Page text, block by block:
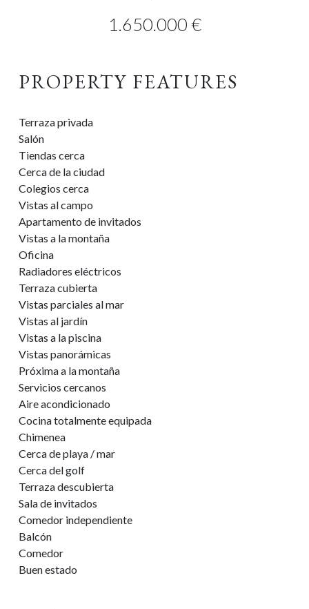
1.650.000 €
PROPERTY FEATURES
Terraza privada
Salón
Tiendas cerca
Cerca de la ciudad
Colegios cerca
Vistas al campo
Apartamento de invitados
Vistas a la montaña
Oficina
Radiadores eléctricos
Terraza cubierta
Vistas parciales al mar
Vistas al jardín
Vistas a la piscina
Vistas panorámicas
Próxima a la montaña
Servicios cercanos
Aire acondicionado
Cocina totalmente equipada
Chimenea
Cerca de playa / mar
Cerca del golf
Terraza descubierta
Sala de invitados
Comedor independiente
Balcón
Comedor
Buen estado